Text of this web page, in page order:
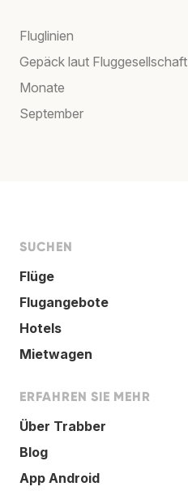
Fluglinien
Gepäck laut Fluggesellschaft
Monate
September
SUCHEN
Flüge
Flugangebote
Hotels
Mietwagen
ERFAHREN SIE MEHR
Über Trabber
Blog
App Android